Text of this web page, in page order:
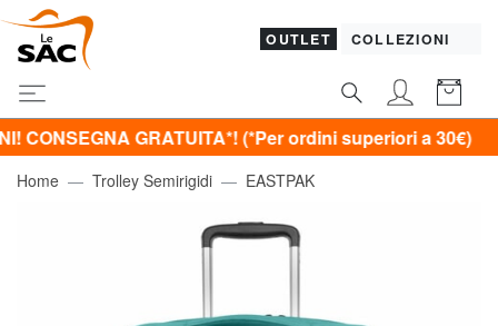
OUTLET COLLEZIONI
GRATUITA*! (*Per ordini superiori a 30€)
Home Trolley Semirigidi EASTPAK